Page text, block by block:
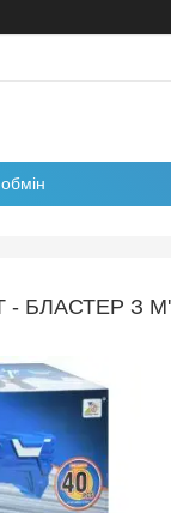
- БЛАСТЕР З